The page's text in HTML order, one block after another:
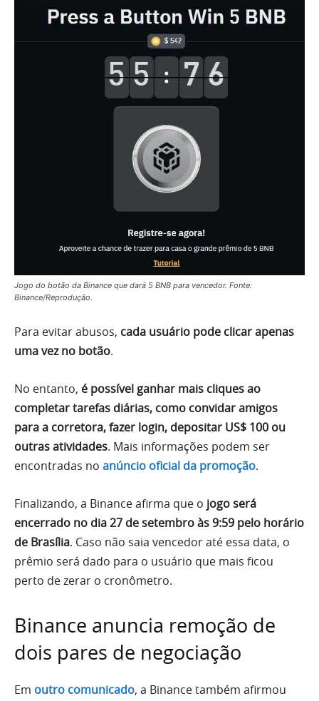
Jogo do botão da Binance que dará 5 BNB para vencedor. Fonte:
Binance/Reprodução.
Para evitar abusos, cada usuário pode clicar apenas
uma vez no botão.
No entanto, é possível ganhar mais cliques ao
completar tarefas diárias, como convidar amigos
para a corretora, fazer login, depositar US$ 100 ou
outras atividades. Mais informações podem ser
encontradas no anúncio oficial da promoção.
Finalizando, a Binance afirma que o jogo será
encerrado no dia 27 de setembro às 9:59 pelo horário
de Brasília. Caso não saia vencedor até essa data, o
prêmio será dado para o usuário que mais ficou
perto de zerar o cronômetro.
Binance anuncia remoção de
dois pares de negociação
Em outro comunicado, a Binance também afirmou